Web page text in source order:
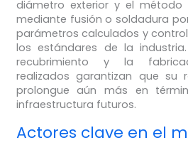
diámetro exterior y el método
mediante fusión o soldadura
parámetros calculados y
los estándares de la
recubrimiento y la
realizados garantizan que su
prolongue aún más en
infraestructura futuros.
Actores clave en el